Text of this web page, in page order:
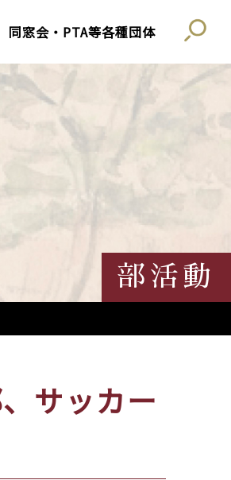
同窓会・PTA等各種団体
部活動
サッカー